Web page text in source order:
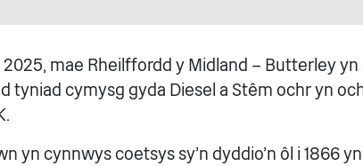
mae Rheilffordd y Midland – Butterley yn
tyniad cymysg gyda Diesel a Stêm ochr yn
yn cynnwys coetsys sy'n dyddio'n ôl i 1866